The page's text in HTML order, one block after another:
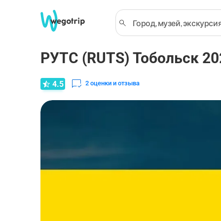
РУТС (RUTS) Тобольск
4.5 2 оценки и отзыва